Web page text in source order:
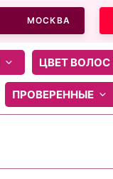
МОСКВА
ЦВЕТ ВОЛОС
ПРОВЕРЕННЫЕ